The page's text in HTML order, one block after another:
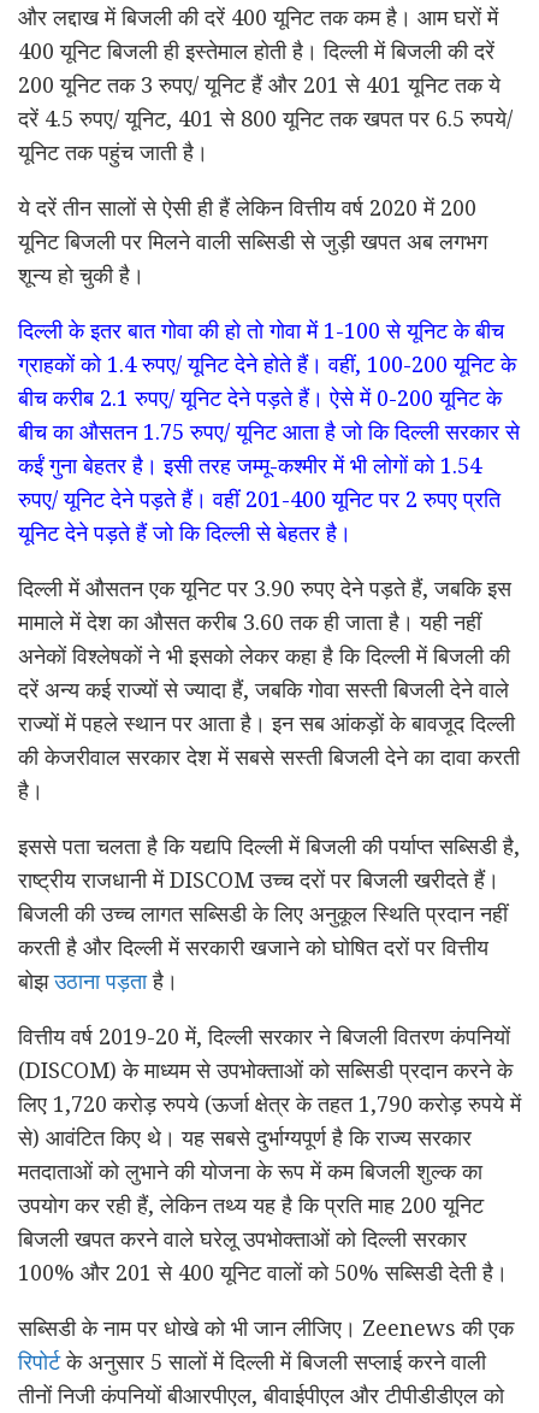
और लद्दाख में बिजली की दरें 400 यूनिट तक कम है। आम घरों में
400 यूनिट बिजली ही इस्तेमाल होती है। दिल्ली में बिजली की दरें
200 यूनिट तक 3 रुपए/ यूनिट हैं और 201 से 401 यूनिट तक ये
दरें 4.5 रुपए/ यूनिट, 401 से 800 यूनिट तक खपत पर 6.5 रुपये/
यूनिट तक पहुंच जाती है।
ये दरें तीन सालों से ऐसी ही हैं लेकिन वित्तीय वर्ष 2020 में 200
यूनिट बिजली पर मिलने वाली सब्सिडी से जुड़ी खपत अब लगभग
शून्य हो चुकी है।
दिल्ली के इतर बात गोवा की हो तो गोवा में 1-100 से यूनिट के बीच
ग्राहकों को 1.4 रुपए/ यूनिट देने होते हैं। वहीं, 100-200 यूनिट के
बीच करीब 2.1 रुपए/ यूनिट देने पड़ते हैं। ऐसे में 0-200 यूनिट के
बीच का औसतन 1.75 रुपए/ यूनिट आता है जो कि दिल्ली सरकार से
कईं गुना बेहतर है। इसी तरह जम्मू-कश्मीर में भी लोगों को 1.54
रुपए/ यूनिट देने पड़ते हैं। वहीं 201-400 यूनिट पर 2 रुपए प्रति
यूनिट देने पड़ते हैं जो कि दिल्ली से बेहतर है।
दिल्ली में औसतन एक यूनिट पर 3.90 रुपए देने पड़ते हैं, जबकि इस
मामाले में देश का औसत करीब 3.60 तक ही जाता है। यही नहीं
अनेकों विश्लेषकों ने भी इसको लेकर कहा है कि दिल्ली में बिजली की
दरें अन्य कई राज्यों से ज्यादा हैं, जबकि गोवा सस्ती बिजली देने वाले
राज्यों में पहले स्थान पर आता है। इन सब आंकड़ों के बावजूद दिल्ली
की केजरीवाल सरकार देश में सबसे सस्ती बिजली देने का दावा करती
है।
इससे पता चलता है कि यद्यपि दिल्ली में बिजली की पर्याप्त सब्सिडी है,
राष्ट्रीय राजधानी में DISCOM उच्च दरों पर बिजली खरीदते हैं।
बिजली की उच्च लागत सब्सिडी के लिए अनुकूल स्थिति प्रदान नहीं
करती है और दिल्ली में सरकारी खजाने को घोषित दरों पर वित्तीय
बोझउठाना पड़ताहै।
वित्तीय वर्ष 2019-20 में, दिल्ली सरकार ने बिजली वितरण कंपनियों
(DISCOM) के माध्यम से उपभोक्ताओं को सब्सिडी प्रदान करने के
लिए 1,720 करोड़ रुपये (ऊर्जा क्षेत्र के तहत 1,790 करोड़ रुपये में
से) आवंटित किए थे। यह सबसे दुर्भाग्यपूर्ण है कि राज्य सरकार
मतदाताओं को लुभाने की योजना के रूप में कम बिजली शुल्क का
उपयोग कर रही हैं, लेकिन तथ्य यह है कि प्रति माह 200 यूनिट
बिजली खपत करने वाले घरेलू उपभोक्ताओं को दिल्ली सरकार
100% और 201 से 400 यूनिट वालों को 50% सब्सिडी देती है।
सब्सिडी के नाम पर धोखे को भी जान लीजिए। Zeenews की एक
रिपोर्टके अनुसार 5 सालों में दिल्ली में बिजली सप्लाई करने वाली
तीनों निजी कंपनियों बीआरपीएल, बीवाईपीएल और टीपीडीडीएल को